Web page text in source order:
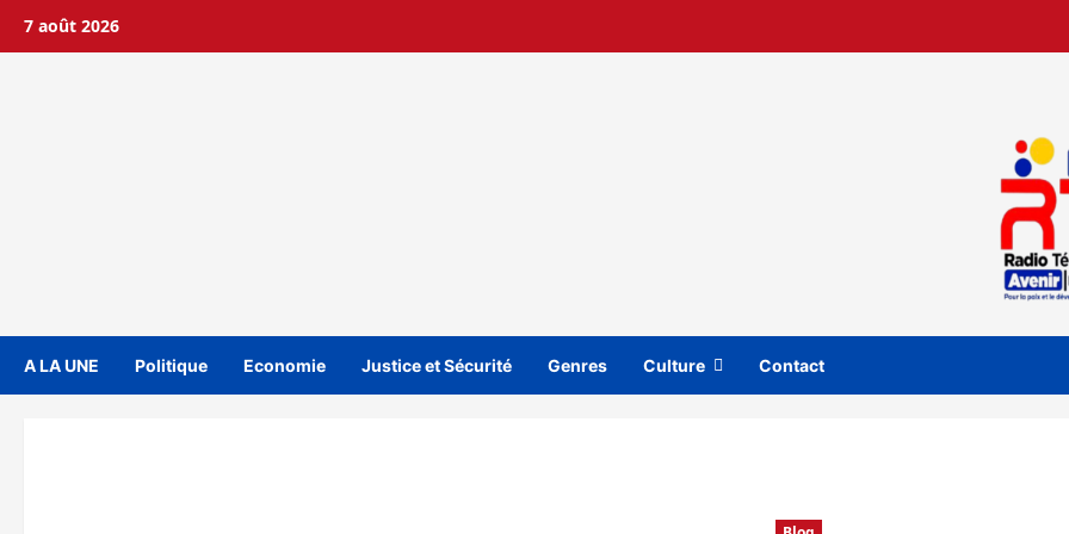
7 août 2026
A LA UNE Politique Economie Justice et Sécurité Genres Culture Contact